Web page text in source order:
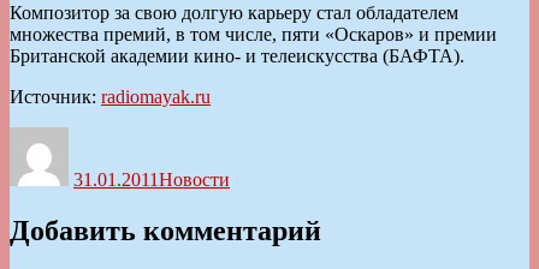
Композитор за свою долгую карьеру стал обладателем
множества премий, в том числе, пяти «Оскаров» и премии
Британской академии кино- и телеискусства (БАФТА).
Источник: radiomayak.ru
31.01.2011Новости
Добавить комментарий